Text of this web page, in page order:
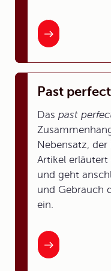
Past perfect
Das past
Nebensatz, der
Artikel erläutert
und geht
und Gebrauch
ein.